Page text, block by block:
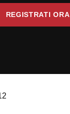
REGISTRATI ORA